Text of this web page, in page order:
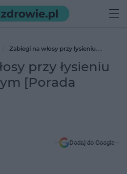
Zabiegi na włosy przy łysieniu
przy łysieniu
[Porada
Dodaj do Google